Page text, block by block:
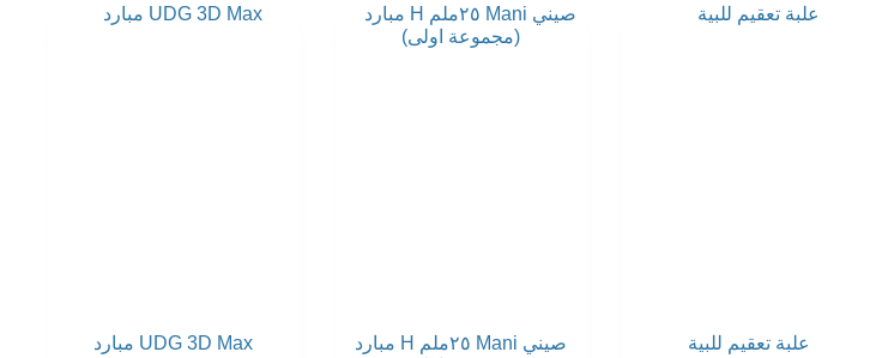
مبارد UDG 3D Max
مبارد H ٢٥ملم Mani صيني
علبة تعقيم للبية